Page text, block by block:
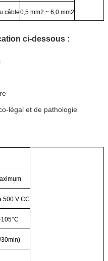
câble0,5 mm2 ~ 6,0 mm2
ci-dessous :
légal et de pathologie
500 V CC
30min)